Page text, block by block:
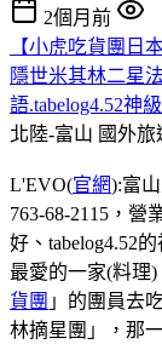
2個月前
【小虎吃貨團日
隱世米其林二星
語.tabelog4.52神
北陸-富山 國外旅
L'EVO(官網):富
763-68-2115，營
好、tabelog4.52
最愛的一家(料理
貨團 」的團員去
林摘星團」，那